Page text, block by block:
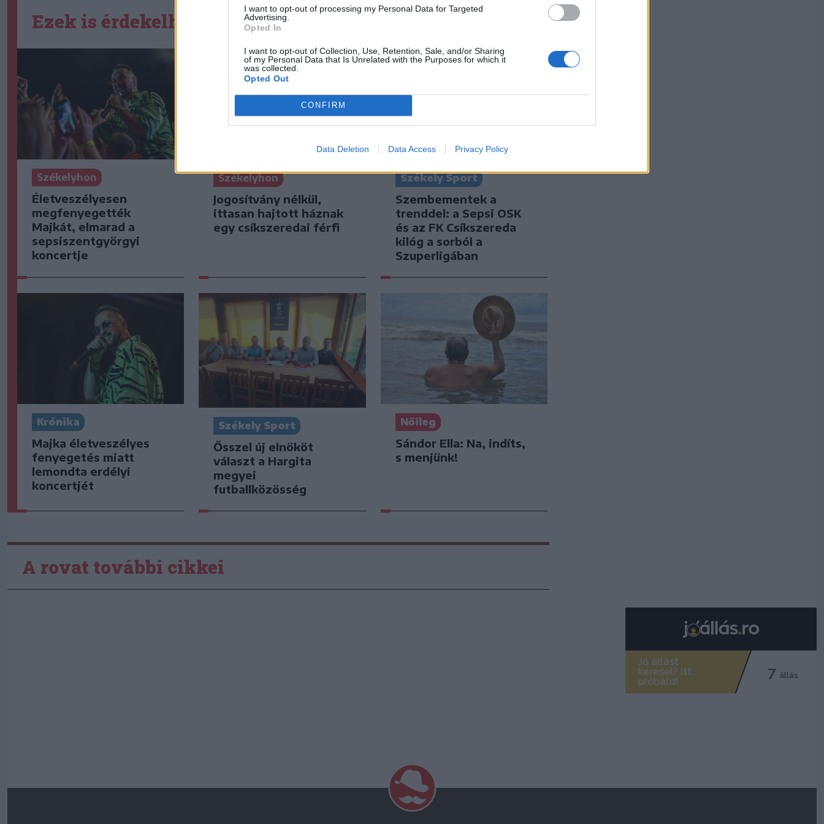
I want to opt-out of processing my Personal Data for Targeted
Advertising.
Opted In
I want to opt-out of Collection, Use, Retention, Sale, and/or Sharing
of my Personal Data that Is Unrelated with the Purposes for which it
was collected.
Opted Out
CONFIRM
Data Deletion Data Access Privacy Policy
Ezek is érdekelhetik
Székelyhon
Életveszélyesen
megfenyegették
Majkát, elmarad a
sepsiszentgyörgyi
koncertje
Székelyhon
Jogosítvány nélkül,
ittasan hajtott háznak
egy csíkszeredai férfi
Székely Sport
Szembementek a
trenddel: a Sepsi OSK
és az FK Csíkszereda
kilóg a sorból a
Szuperligában
Krónika
Majka életveszélyes
fenyegetés miatt
lemondta erdélyi
koncertjét
Székely Sport
Ősszel új elnököt
választ a Hargita
megyei
futballközösség
Nőileg
Sándor Ella: Na, indíts,
s menjünk!
A rovat további cikkei